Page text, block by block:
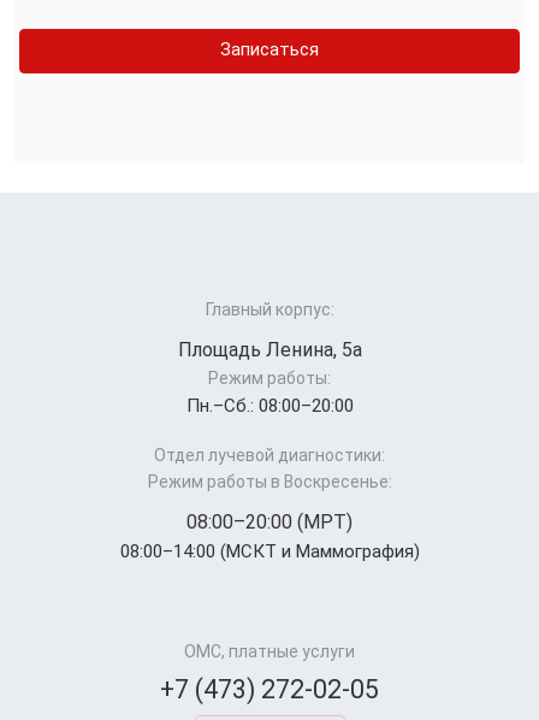
Записаться
Главный корпус:
Площадь Ленина, 5а
Режим работы:
Пн.–Cб.: 08:00–20:00
Отдел лучевой диагностики:
Режим работы в Воскресенье:
08:00–20:00 (МРТ)
08:00–14:00 (МСКТ и Маммография)
ОМС, платные услуги
+7 (473) 272-02-05